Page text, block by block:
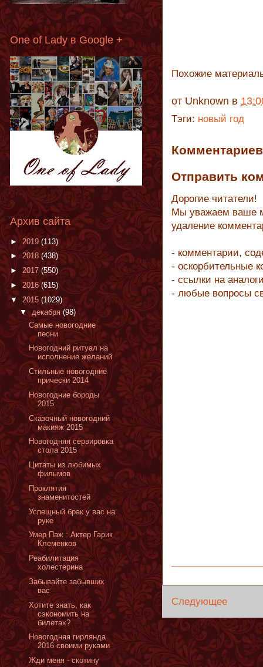
Похожие
от Unknown в
Тэги: новый год
Отправить
Дорогие читатели!
Мы уважаем ваше
удаление
- комментарии,
- оскорбительные
- ссылки на
- любые вопросы
Следующее
One of Lady в Google +
Архив сайта
► 2019 (113)
►2018 (438)
► 2017 (550)
► 2016(615)
▼ 2015 (1029)
▼декабря (98)
Самые новогодние
песни
Новогодний ритуал на
исполнение желаний
Cтильные новогодние
прически 2014
Новогодние бороды
2015
Сказочный новогодний
макияж 2015
Новогодняя сервировка
стола 2015
Цитаты из любимых
фильмов
Проклятия
знаменитостей
Успещный брак у вас на
руке
Умер Паж : Актер Гарик
Клеменков
Реабилитация
холестерина
Забывайте забывших
вас
Хотите знать, как
сэкономить на
билетах?
Новогодняя гирлянда
2016 своими руками
Жди меня - скотину